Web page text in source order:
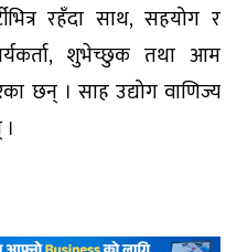
रहँदा साथ, सहयोग र
शुभेच्छुक तथा आम
छन् । साह उद्योग वाणिज्य